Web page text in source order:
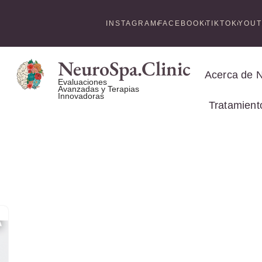
INSTAGRAM FACEBOOKTIKTOK
NeuroSpa.Clinic
Evaluaciones
Avanzadas y Terapias
Innovadoras
Acerca de